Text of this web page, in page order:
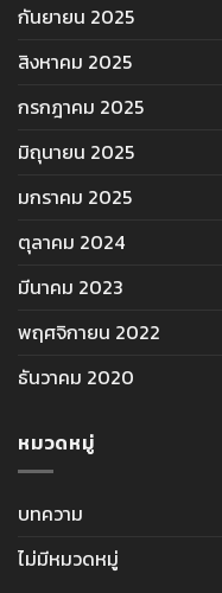
กันยายน 2025
สิงหาคม 2025
กรกฎาคม 2025
มิถุนายน 2025
มกราคม 2025
ตุลาคม 2024
มีนาคม 2023
พฤศจิกายน 2022
ธันวาคม 2020
หมวดหมู่
บทความ
ไม่มีหมวดหมู่